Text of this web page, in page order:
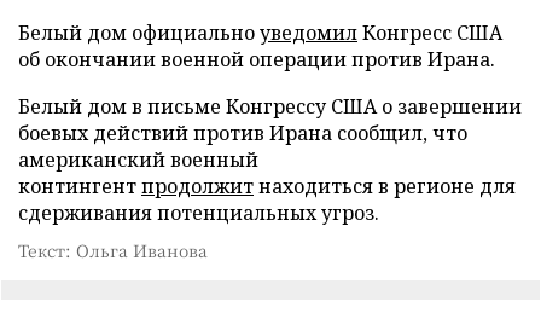
Белый дом официальноуведомилКонгресс США
об окончании военной операции против Ирана.
Белый дом в письме Конгрессу США о завершении
боевых действий против Ирана сообщил, что
американский военный
контингентпродолжитнаходиться в регионе для
сдерживания потенциальных угроз.
Текст: Ольга Иванова